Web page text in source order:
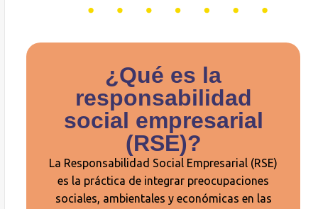
¿Qué es la
responsabilidad
social empresarial
(RSE)?
La Responsabilidad Social Empresarial (RSE)
es la práctica de integrar preocupaciones
sociales, ambientales y económicas en las